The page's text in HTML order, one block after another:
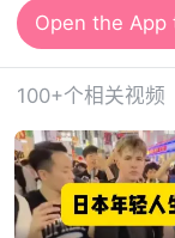
100+个相关视频